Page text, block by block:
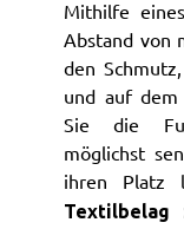
Mithilfe
Abstand von
den
und auf dem
Sie die
möglichst
ihren Platz
Textilbelag